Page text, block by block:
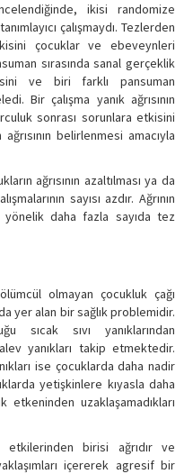
ikisi randomize
çalışmaydı. Tezlerden
çocuklar ve ebeveynleri
sırasında sanal gerçeklik
ve biri farklı pansuman
Bir çalışma yanık ağrısının
sonrası sorunlara etkisini
belirlenmesi amacıyla
ağrısının azaltılması ya da
sayısı azdır. Ağrının
yönelik daha fazla sayıda tez
olmayan çocukluk çağı
yer alan bir sağlık problemidir.
sıcak sıvı yanıklarından
yanıkları takip etmektedir.
ise çocuklarda daha nadir
yetişkinlere kıyasla daha
uzaklaşamadıkları
etkilerinden birisi ağrıdır ve
içererek agresif bir